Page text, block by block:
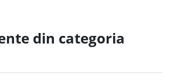
din categoria